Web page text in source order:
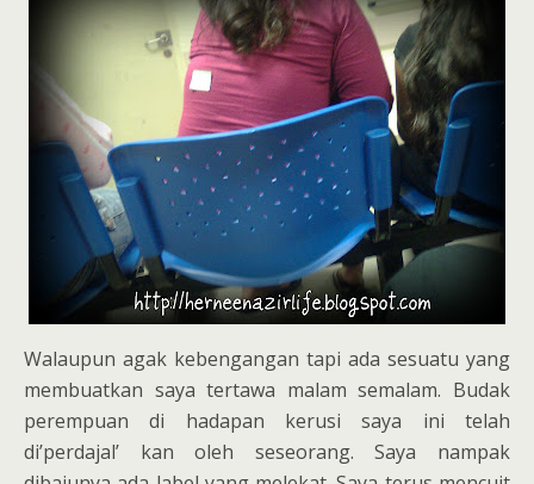
Walaupun agak kebengangan tapi ada sesuatu yang
membuatkan saya tertawa malam semalam. Budak
perempuan di hadapan kerusi saya ini telah
di’perdajal’ kan oleh seseorang. Saya nampak